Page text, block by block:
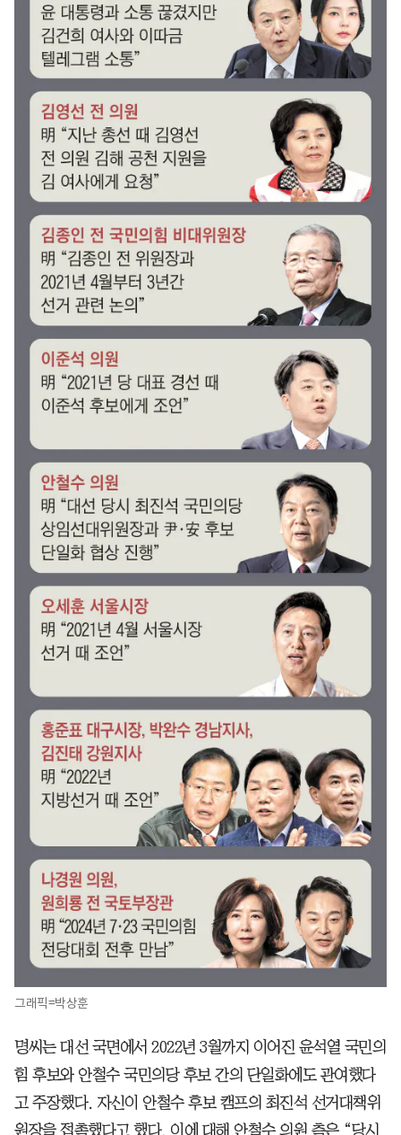
그래픽=박상훈
명씨는 대선 국면에서 2022년 3월까지 이어진 윤석열 국민의
힘 후보와 안철수 국민의당 후보 간의 단일화에도 관여했다
고 주장했다. 자신이 안철수 후보 캠프의 최진석 선거대책위
원장을 접촉했다고 했다. 이에 대해 안철수 의원 측은 “당시